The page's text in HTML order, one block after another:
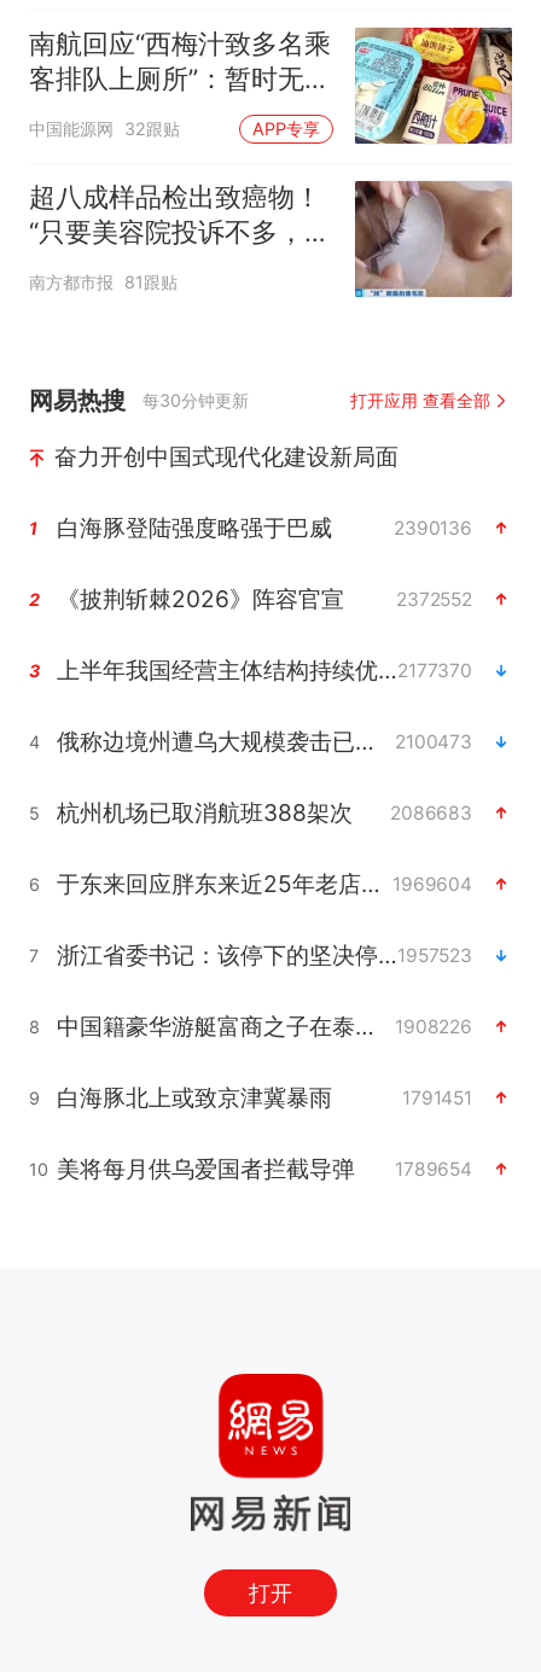
南航回应“西梅汁致多名乘
客排队上厕所”：暂时无法
核查是否发放西梅汁
中国能源网 32跟贴 APP专享
超八成样品检出致癌物！
“只要美容院投诉不多，店
家就不会更换产品”
南方都市报 81跟贴
网易热搜 每30分钟更新 打开应用 查看全部
奋力开创中国式现代化建设新局面
1 白海豚登陆强度略强于巴威 2390136
2 《披荆斩棘2026》阵容官宣 2372552
3 上半年我国经营主体结构持续优化2177370
4 俄称边境州遭乌大规模袭击已致13伤 2100473
5 杭州机场已取消航班388架次 2086683
6 于东来回应胖东来近25年老店年底关闭 1969604
7 浙江省委书记：该停下的坚决停下来1957523
8 中国籍豪华游艇富商之子在泰国被杀 1908226
9 白海豚北上或致京津冀暴雨 1791451
10 美将每月供乌爱国者拦截导弹 1789654
打开